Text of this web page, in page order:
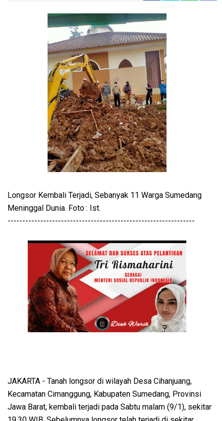
Longsor Kembali Terjadi, Sebanyak 11 Warga Sumedang
Meninggal Dunia. Foto : Ist.
---------------------------------------------------------------
JAKARTA - Tanah longsor di wilayah Desa Cihanjuang,
Kecamatan Cimanggung, Kabupaten Sumedang, Provinsi
Jawa Barat, kembali terjadi pada Sabtu malam (9/1), sekitar